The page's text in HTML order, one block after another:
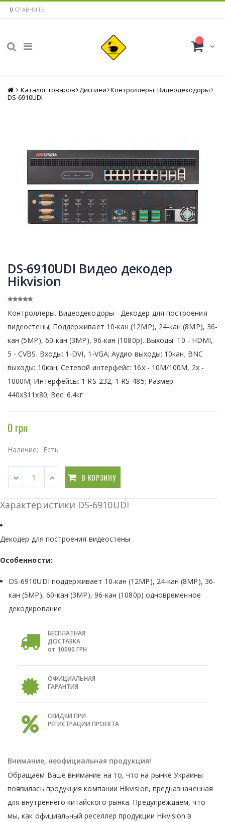
0 СРАВНИТЬ
Главная
Каталог товаров Дисплеи Контроллеры. Видеодекодоры
DS-6910UDI
DS-6910UDI Видео декодер
Hikvision
Контроллеры. Видеодекодоры - Декодер для построения
видеостены; Поддерживает 10-кан (12MP), 24-кан (8MP), 36-
кан (5MP), 60-кан (3MP), 96-кан (1080p). Выходы: 10 - HDMI,
5 - CVBS. Входы: 1-DVI, 1-VGA; Аудио выходы: 10кан; BNC
выходы: 10кан; Сетевой интерфейс: 16х - 10M/100M, 2х -
1000М; Интерфейсы: 1 RS-232, 1 RS-485; Размер:
440х311х80; Вес: 6.4кг
0 грн
Наличие: Есть
В КОРЗИНУ
Характеристики DS-6910UDI
Декодер для построения видеостены
Особенности:
DS-6910UDI поддерживает 10-кан (12MP), 24-кан (8MP), 36-
кан (5MP), 60-кан (3MP), 96-кан (1080p) одновременное
декодирование
БЕСПЛАТНАЯ
ДОСТАВКА
от 10000 ГРН
ОФИЦИАЛЬНАЯ
ГАРАНТИЯ
СКИДКИ ПРИ
РЕГИСТРАЦИИ ПРОЕКТА
Внимание, неофициальная продукция!
Обращаем Ваше внимание на то, что на рынке Украины
появилась продукция компании Hikvision, предназначенная
для внутреннего китайского рынка. Предупреждаем, что
мы, как официальный реселлер продукции Hikvision в